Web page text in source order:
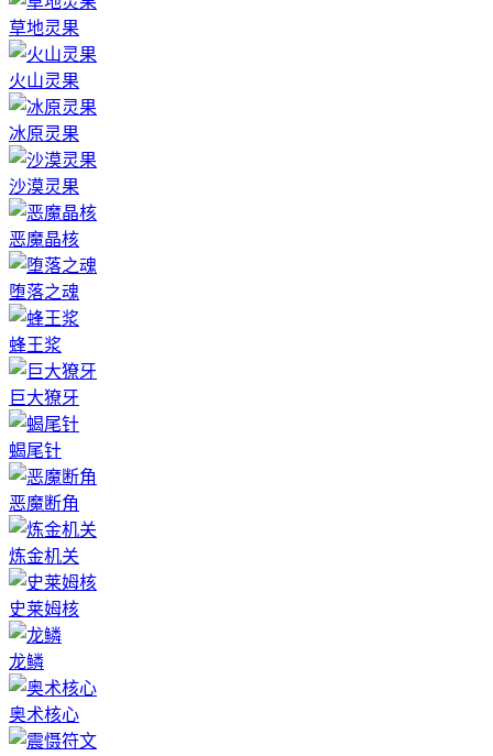
草地灵果
火山灵果
冰原灵果
沙漠灵果
恶魔晶核
堕落之魂
蜂王浆
巨大獠牙
蝎尾针
恶魔断角
炼金机关
史莱姆核
龙鳞
奥术核心